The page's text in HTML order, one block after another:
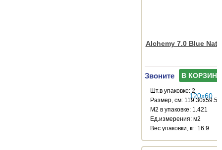
Alchemy 7.0 Blue
Звоните В КОРЗИНУ
Шт.в упаковке: 2
Размер, см: 119.30x59.55
М2 в упаковке: 1.421
Ед.измерения: м2
Веc упаковки, кг: 16.9